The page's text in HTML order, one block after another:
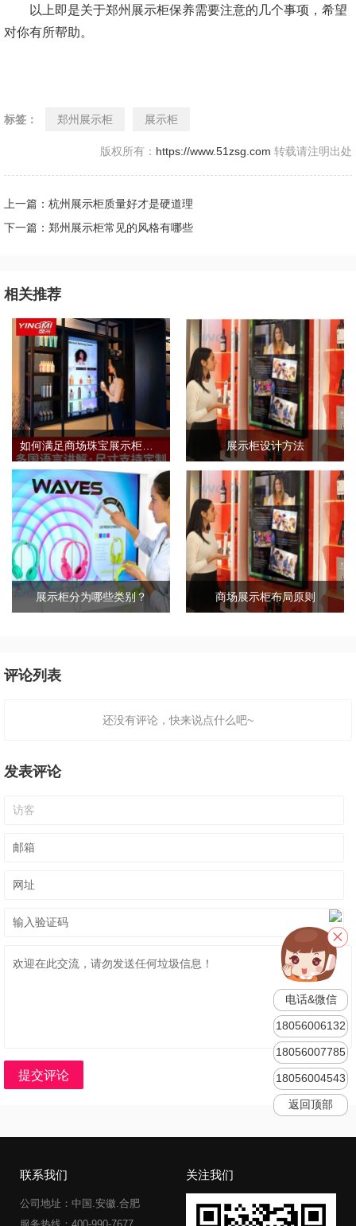
以上即是关于郑州展示柜保养需要注意的几个事项，希望
对你有所帮助。
标签： 郑州展示柜 展示柜
版权所有： https://www.51zsg.com 转载请注明出处
上一篇：杭州展示柜质量好才是硬道理
下一篇：郑州展示柜常见的风格有哪些
相关推荐
展示柜设计方法
展示柜分为哪些类别？ 商场展示柜布局原则
评论列表
还没有评论，快来说点什么吧~
发表评论
提交评论
联系我们
公司地址：中国.安徽.合肥
关注我们
电话&微信
18056006132
18056007785
18056004543
返回顶部